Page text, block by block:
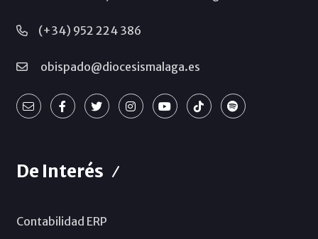
(+34) 952 224 386
obispado@diocesismalaga.es
De Interés
Contabilidad ERP